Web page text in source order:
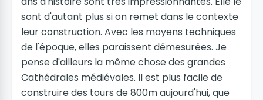
sont d'autant plus si on remet dans le contexte
leur construction. Avec les moyens techniques
de l'époque, elles paraissent démesurées. Je
pense d'ailleurs la même chose des grandes
Cathédrales médiévales. Il est plus facile de
construire des tours de 800m aujourd'hui, que